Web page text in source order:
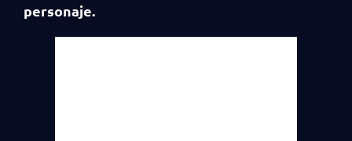
personaje.